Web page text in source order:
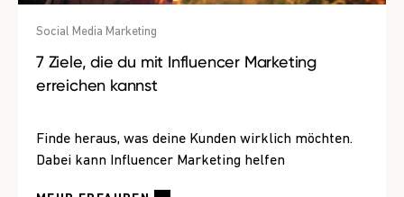
Social Media Marketing
7 Ziele, die du mit Influencer Marketing
erreichen kannst
Finde heraus, was deine Kunden wirklich möchten.
Dabei kann Influencer Marketing helfen